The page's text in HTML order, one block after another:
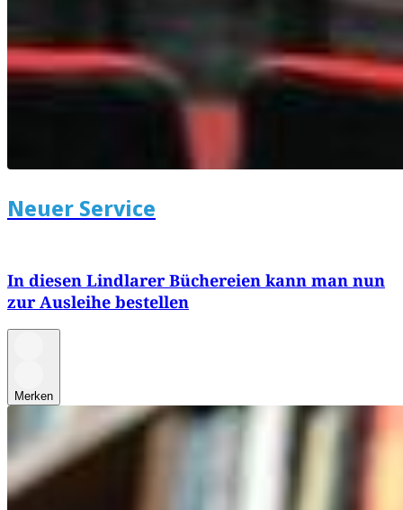
Neuer Service
In diesen Lindlarer Büchereien kann man nun
zur Ausleihe bestellen
Merken